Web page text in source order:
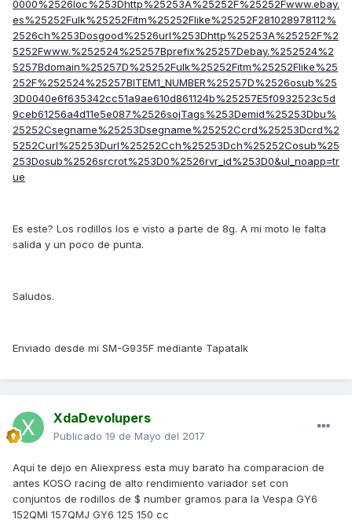
0000%2526loc%253Dhttp%25253A%25252F%25252Fwww.ebay.
es%25252Fulk%25252Fitm%25252Flike%25252F281028978112%
2526ch%253Dosgood%2526url%253Dhttp%25253A%25252F%2
5252Fwww.%252524%25257Bprefix%25257Debay.%252524%2
5257Bdomain%25257D%25252Fulk%25252Fitm%25252Flike%25
252F%252524%25257BITEM1_NUMBER%25257D%2526osub%25
3D0040e6f635342cc51a9ae610d861124b%25257E5f0932523c5d
9ceb61256a4d11e5e087%2526sojTags%253Demid%25253Dbu%
25252Csegname%25253Dsegname%25252Ccrd%25253Dcrd%2
5252Curl%25253Durl%25252Cch%25253Dch%25252Cosub%25
253Dosub%2526srcrot%253D0%2526rvr_id%253D0&ul_noapp=tr
ue
Es este? Los rodillos los e visto a parte de 8g. A mi moto le falta
salida y un poco de punta.
Saludos.
Enviado desde mi SM-G935F mediante Tapatalk
XdaDevolupers
Publicado 19 de Mayo del 2017
Aquí te dejo en Aliexpress esta muy barato ha comparacion de
antes KOSO racing de alto rendimiento variador set con
conjuntos de rodillos de $ number gramos para la Vespa GY6
152QMI 157QMJ GY6 125 150 cc